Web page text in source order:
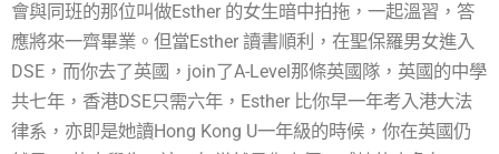
會與同班的那位叫做Esther 的女生暗中拍拖，一起溫習，答
應將來一齊畢業。但當Esther 讀書順利，在聖保羅男女進入
DSE，而你去了英國，join了A-Level那條英國隊，英國的中學
共七年，香港DSE只需六年，Esther 比你早一年考入港大法
律系，亦即是她讀Hong Kong U一年級的時候，你在英國仍